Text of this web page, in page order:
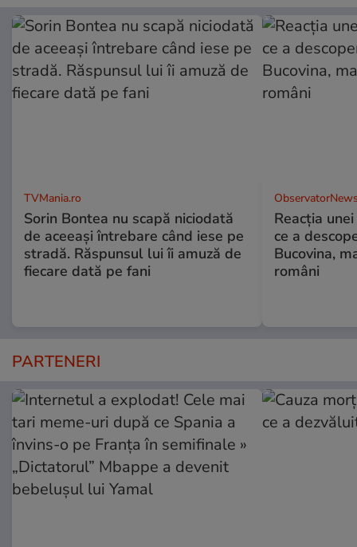
TVMania.ro
Sorin Bontea nu scapă niciodată
de aceeași întrebare când iese pe
stradă. Răspunsul lui îi amuză de
fiecare dată pe fani
Reacția
ce a
Bucovina,
români
PARTENERI